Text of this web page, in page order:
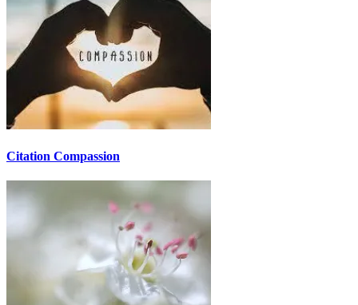
Citation Compassion